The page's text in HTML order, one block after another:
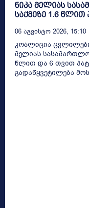
ნიკა მელიას
საქმეზე 1.6 წლით
06 Აგვისტო 2026, 15:10
კოალიცია
მელიას
წლით და 6 თვით
გადაწყვეტილება